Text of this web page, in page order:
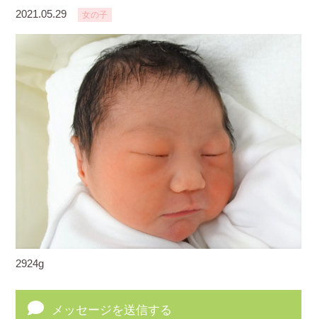
2021.05.29 女の子
2924g
メッセージを送信する